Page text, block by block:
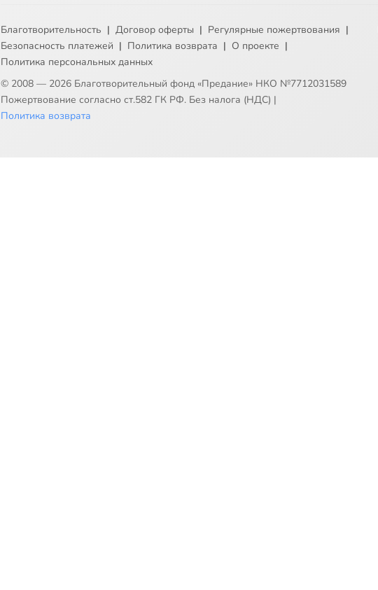
Благотворительность | Договор оферты | Регулярные пожертвования |
Безопасность платежей | Политика возврата | О проекте |
Политика персональных данных
© 2008 — 2026 Благотворительный фонд «Предание» НКО №7712031589
Пожертвование согласно ст.582 ГК РФ. Без налога (НДС) |
Политика возврата